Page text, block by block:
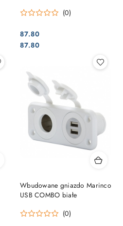
(0)
Cena:
87.80
Cena:
87.80
Wbudowane gniazdo Marinco
USB COMBO białe
(0)